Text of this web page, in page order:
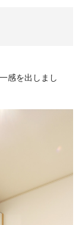
感を出しまし